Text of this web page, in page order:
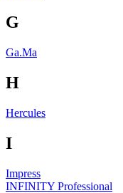
G
Ga.Ma
H
Hercules
I
Impress
INFINITY Professional